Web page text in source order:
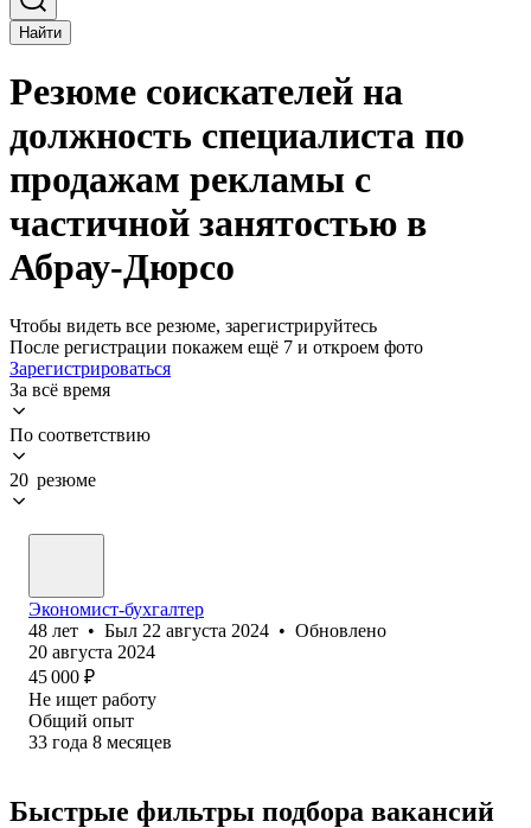
Найти
Резюме соискателей на
должность специалиста по
продажам рекламы с
частичной занятостью в
Абрау-Дюрсо
Чтобы видеть все резюме, зарегистрируйтесь
После регистрации покажем ещё 7 и откроем фото
Зарегистрироваться
За всё время
По соответствию
20 резюме
Экономист-бухгалтер
48 лет • Был 22 августа 2024 • Обновлено
20 августа 2024
45 000 ₽
Не ищет работу
Общий опыт
33 года 8 месяцев
Быстрые фильтры подбора вакансий